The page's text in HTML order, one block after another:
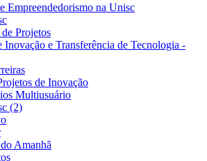
Empreendedorismo na Unisc
Projetos
Inovação e Transferência de Tecnologia -
de Inovação
Multiusuário
(2)
Amanhã